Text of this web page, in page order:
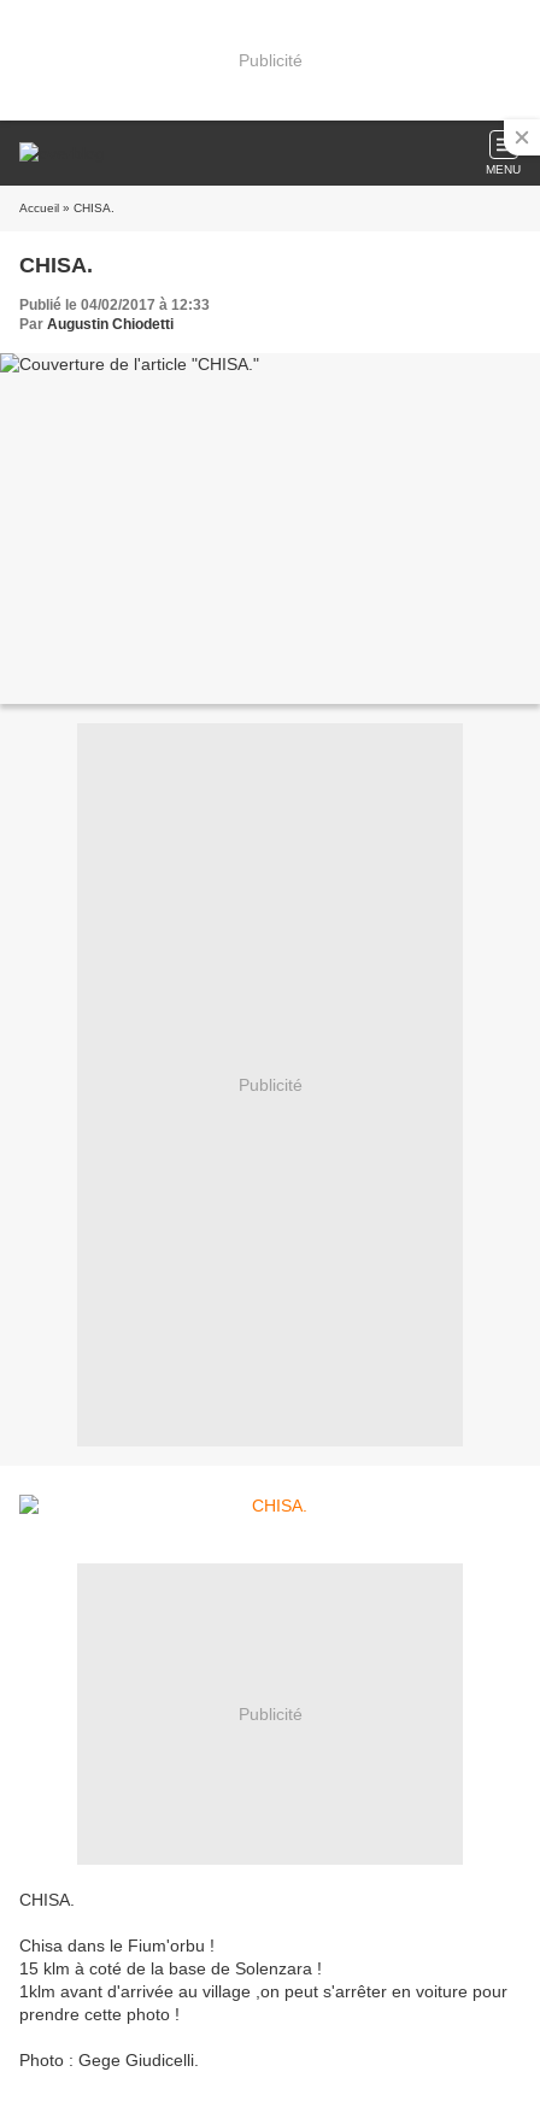
Publicité
MENU
Accueil » CHISA.
CHISA.
Publié le 04/02/2017 à 12:33
Par Augustin Chiodetti
Publicité
Publicité
CHISA.
Chisa dans le Fium'orbu !
15 klm à coté de la base de Solenzara !
1klm avant d'arrivée au village ,on peut s'arrêter en voiture pour
prendre cette photo !
Photo : Gege Giudicelli